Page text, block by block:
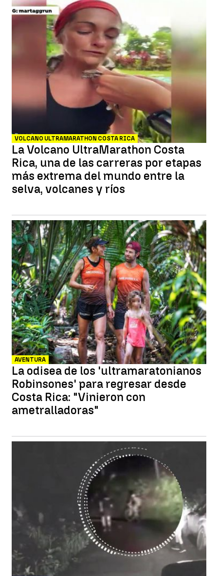
VOLCANO ULTRAMARATHON COSTA RICA
La Volcano UltraMarathon Costa
Rica, una de las carreras por etapas
más extrema del mundo entre la
selva, volcanes y ríos
AVENTURA
La odisea de los 'ultramaratonianos
Robinsones' para regresar desde
Costa Rica: "Vinieron con
ametralladoras"